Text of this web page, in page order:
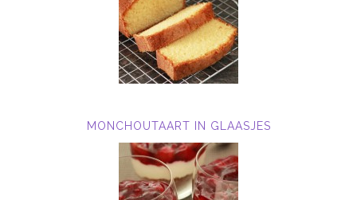
MONCHOUTAART IN GLAASJES